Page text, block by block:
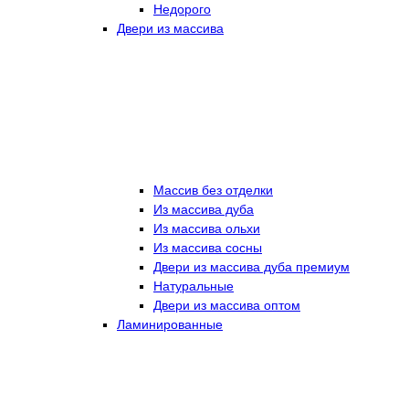
Недорого
Двери из массива
Массив без отделки
Из массива дуба
Из массива ольхи
Из массива сосны
Двери из массива дуба премиум
Натуральные
Двери из массива оптом
Ламинированные